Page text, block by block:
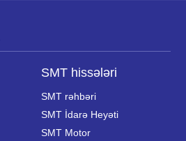
SMT hissələri
SMT rəhbəri
SMT İdarə Heyəti
SMT Motor